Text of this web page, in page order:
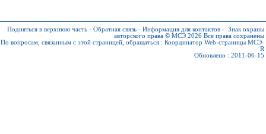
Подняться в верхнюю часть - Обратная связь - Информация для контактов - Знак охраны
авторского права © МСЭ 2026 Все права сохранены
По вопросам, связанным с этой страницей, обращаться : Координатор Web-страницы МСЭ-
R
Обновлено : 2011-06-15